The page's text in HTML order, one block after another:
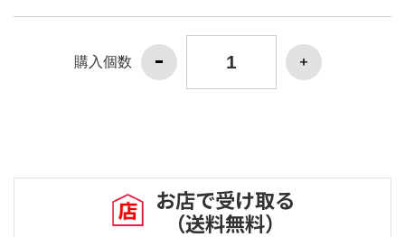
購入個数
お店で受け取る
（送料無料）